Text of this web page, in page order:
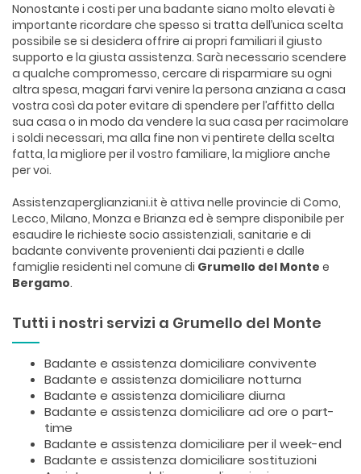
Nonostante i costi per una badante siano molto elevati è
importante ricordare che spesso si tratta dell’unica scelta
possibile se si desidera offrire ai propri familiari il giusto
supporto e la giusta assistenza. Sarà necessario scendere
a qualche compromesso, cercare di risparmiare su ogni
altra spesa, magari farvi venire la persona anziana a casa
vostra così da poter evitare di spendere per l’affitto della
sua casa o in modo da vendere la sua casa per racimolare
i soldi necessari, ma alla fine non vi pentirete della scelta
fatta, la migliore per il vostro familiare, la migliore anche
per voi.
Assistenzaperglianziani.it è attiva nelle provincie di Como,
Lecco, Milano, Monza e Brianza ed è sempre disponibile per
esaudire le richieste socio assistenziali, sanitarie e di
badante convivente provenienti dai pazienti e dalle
famiglie residenti nel comune di Grumello del Monte e
Bergamo.
Tutti i nostri servizi a Grumello del Monte
Badante e assistenza domiciliare convivente
Badante e assistenza domiciliare notturna
Badante e assistenza domiciliare diurna
Badante e assistenza domiciliare ad ore o part-
time
Badante e assistenza domiciliare per il week-end
Badante e assistenza domiciliare sostituzioni